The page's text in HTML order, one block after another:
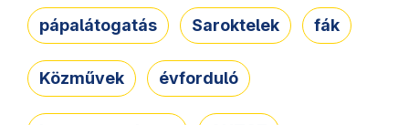
pápalátogatás Saroktelek fák
Közművek évforduló